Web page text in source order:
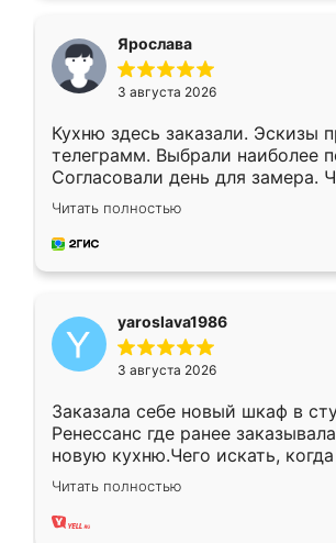
Ярослава
3 августа 2026
Кухню здесь заказали. Эскизы
телеграмм. Выбрали наиболее
Согласовали день для замера.
недели кухня была уже готова.
довольны работой. Спасибо
мебель за качественную работу!
Читать полностью
yaroslava1986
3 августа 2026
Заказала себе новый шкаф в
Ренессанс где ранее
новую кухню.Чего искать,
вполне довольна. Служит кухня
два года, нареканий нет.
Читать полностью